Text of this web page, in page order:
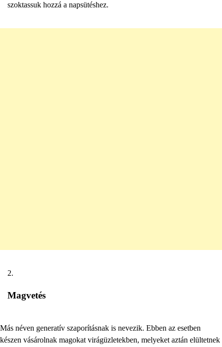
szoktassuk hozzá a napsütéshez.
Magvetés
Más néven generatív szaporításnak is nevezik. Ebben az esetben
készen vásárolnak magokat virágüzletekben, melyeket aztán elültetnek